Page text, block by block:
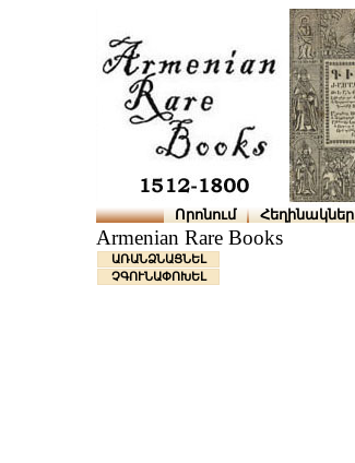
Որոնում Հեղինակներ
Armenian Rare Books
ԱՌԱՆՁՆԱՑՆԵԼ
ՉԳՈՒՆԱՓՈԽԵԼ